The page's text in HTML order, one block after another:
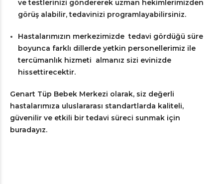
ve testlerinizi göndererek uzman hekimlerimizden
görüş alabilir, tedavinizi programlayabilirsiniz.
Hastalarımızın merkezimizde tedavi gördüğü süre
boyunca farklı dillerde yetkin personellerimiz ile
tercümanlık hizmeti almanız sizi evinizde
hissettirecektir.
Genart Tüp Bebek Merkezi olarak, siz değerli
hastalarımıza uluslararası standartlarda kaliteli,
güvenilir ve etkili bir tedavi süreci sunmak için
buradayız.